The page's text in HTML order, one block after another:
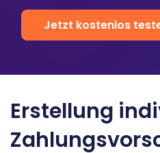
Jetzt kostenlos
Erstellung